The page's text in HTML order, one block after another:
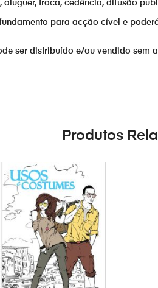
troca, cedência, difusão
para acção cível e
ser distribuído e/ou vendido sem
Produtos